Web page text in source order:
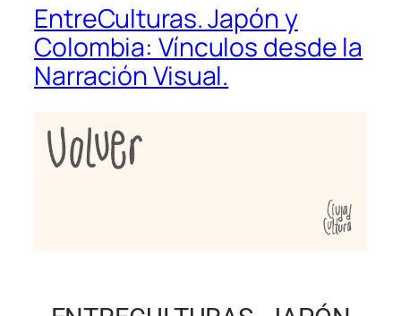
EntreCulturas. Japón y
Colombia: Vínculos desde la
Narración Visual.